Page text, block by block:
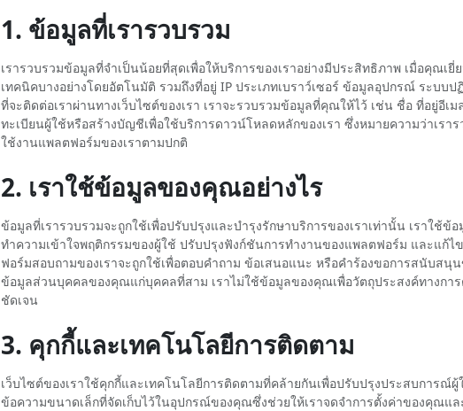
1. ข้อมูลที่เรารวบรวม
เรารวบรวมข้อมูลที่จำเป็นน้อยที่สุดเพื่อให้บริการของเราอย่างมีประสิทธิภาพ เมื่อคุณเยี่
เทคนิคบางอย่างโดยอัตโนมัติ รวมถึงที่อยู่ IP ประเภทเบราว์เซอร์ ข้อมูลอุปกรณ์ ระบบ
ที่จะติดต่อเราผ่านทางเว็บไซต์ของเรา เราจะรวบรวมข้อมูลที่คุณให้ไว้ เช่น ชื่อ ที่อยู่อีเ
ทะเบียนผู้ใช้หรือสร้างบัญชีเพื่อใช้บริการดาวน์โหลดหลักของเรา ซึ่งหมายความว่าเร
ใช้งานแพลตฟอร์มของเราตามปกติ
2. เราใช้ข้อมูลของคุณอย่างไร
ข้อมูลที่เรารวบรวมจะถูกใช้เพื่อปรับปรุงและบำรุงรักษาบริการของเราเท่านั้น เราใช้ข้
ทำความเข้าใจพฤติกรรมของผู้ใช้ ปรับปรุงฟังก์ชันการทำงานของแพลตฟอร์ม และแก้
ฟอร์มสอบถามของเราจะถูกใช้เพื่อตอบคำถาม ข้อเสนอแนะ หรือคำร้องขอการสนับสนุ
ข้อมูลส่วนบุคคลของคุณแก่บุคคลที่สาม เราไม่ใช้ข้อมูลของคุณเพื่อวัตถุประสงค์ทางการ
ชัดเจน
3. คุกกี้และเทคโนโลยีการติดตาม
เว็บไซต์ของเราใช้คุกกี้และเทคโนโลยีการติดตามที่คล้ายกันเพื่อปรับปรุงประสบการณ์
ข้อความขนาดเล็กที่จัดเก็บไว้ในอุปกรณ์ของคุณซึ่งช่วยให้เราจดจำการตั้งค่าของคุณแ